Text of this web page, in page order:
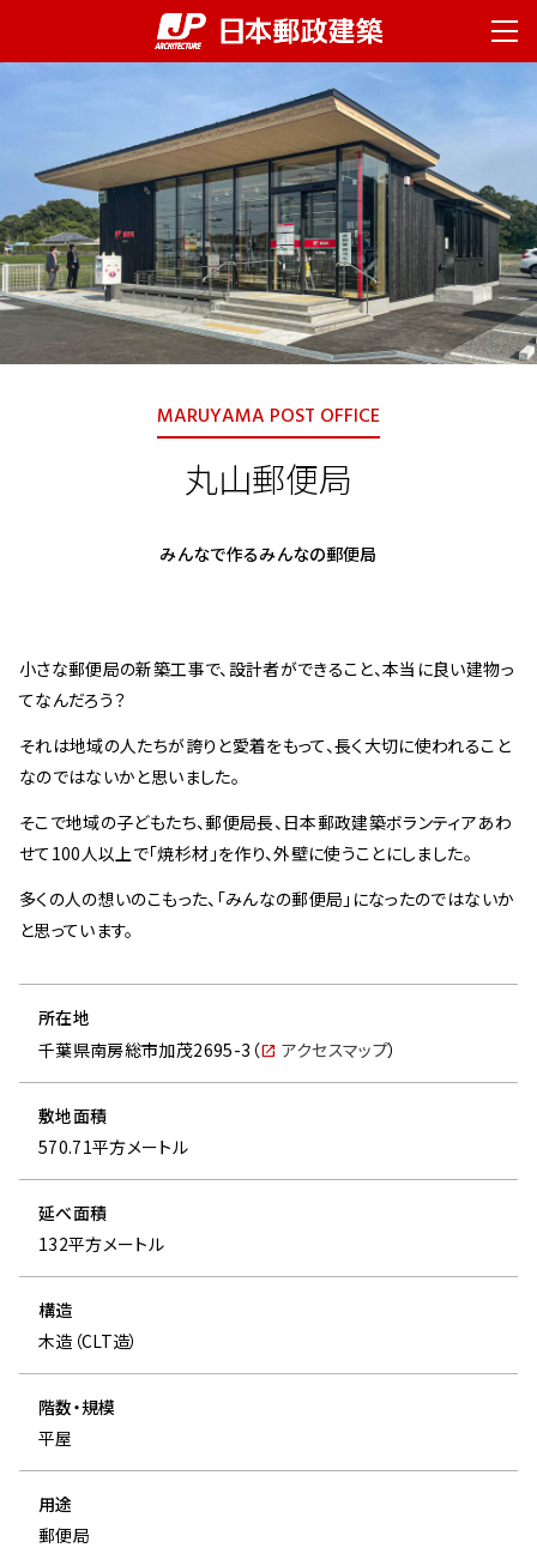
ページ内移動用のリンクです。
ヘッダーメニューへ移動します。
ここからヘッダーメニューです。
社長挨拶
企業理念
会社概要
拠点一覧
沿革
SERVICES
日本全国に広がる拠点網
地域社会発展への貢献
PROJECTS
プロジェクト
2020年代
2010年代
2000年代
FEATURE ARTICLES
特集記事
採用情報
NEWS
お知らせ・プレスリリース
お知らせ
プレスリリース
PROCUREMENT
調達情報
物品・役務関係
ヘッダーメニューはここまでです。
MARUYAMA POST OFFICE
丸山郵便局
みんなで作るみんなの郵便局
小さな郵便局の新築工事で、設計者ができること、本当に良い建物っ
てなんだろう？
それは地域の人たちが誇りと愛着をもって、長く大切に使われること
なのではないかと思いました。
そこで地域の子どもたち、郵便局長、日本郵政建築ボランティアあわ
せて100人以上で「焼杉材」を作り、外壁に使うことにしました。
多くの人の想いのこもった、「みんなの郵便局」になったのではないか
と思っています。
所在地
千葉県南房総市加茂2695-3（
アクセスマップ）
敷地面積
570.71平方メートル
延べ面積
132平方メートル
構造
木造（CLT造）
階数・規模
平屋
用途
郵便局